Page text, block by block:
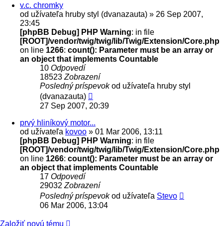
v.c. chromky
od užívateľa hruby styl (dvanazauta) » 26 Sep 2007,
23:45
[phpBB Debug] PHP Warning: in file
[ROOT]/vendor/twig/twig/lib/Twig/Extension/Core.php
on line 1266: count(): Parameter must be an array or
an object that implements Countable
10 Odpovedí
18523 Zobrazení
Posledný príspevokod užívateľa hruby styl
(dvanazauta)
27 Sep 2007, 20:39
prvý hliníkový motor...
od užívateľa kovoo » 01 Mar 2006, 13:11
[phpBB Debug] PHP Warning: in file
[ROOT]/vendor/twig/twig/lib/Twig/Extension/Core.php
on line 1266: count(): Parameter must be an array or
an object that implements Countable
17 Odpovedí
29032 Zobrazení
Posledný príspevokod užívateľa Stevo
06 Mar 2006, 13:04
Založiť novú tému